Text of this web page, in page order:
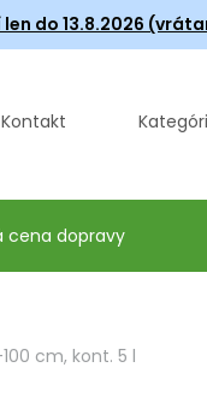
len do 13.8.2026
Kontakt
cena dopravy
100 cm, kont. 5 l